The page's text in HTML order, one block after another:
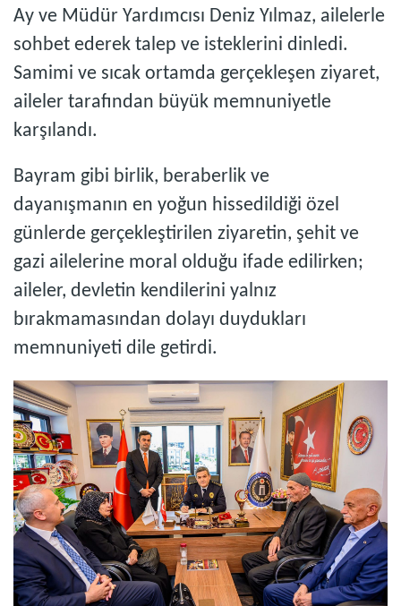
Ay ve Müdür Yardımcısı Deniz Yılmaz, ailelerle
sohbet ederek talep ve isteklerini dinledi.
Samimi ve sıcak ortamda gerçekleşen ziyaret,
aileler tarafından büyük memnuniyetle
karşılandı.
Bayram gibi birlik, beraberlik ve
dayanışmanın en yoğun hissedildiği özel
günlerde gerçekleştirilen ziyaretin, şehit ve
gazi ailelerine moral olduğu ifade edilirken;
aileler, devletin kendilerini yalnız
bırakmamasından dolayı duydukları
memnuniyeti dile getirdi.